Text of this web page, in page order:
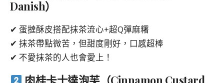
Danish）
✔ 蛋撻酥皮搭配抹茶流心+超Q彈麻糬
✔ 抹茶帶點微苦，但甜度剛好，口感超棒
✔ 不愛抹茶的人也會愛上！
肉桂卡士達泡芙（Cinnamon Custard